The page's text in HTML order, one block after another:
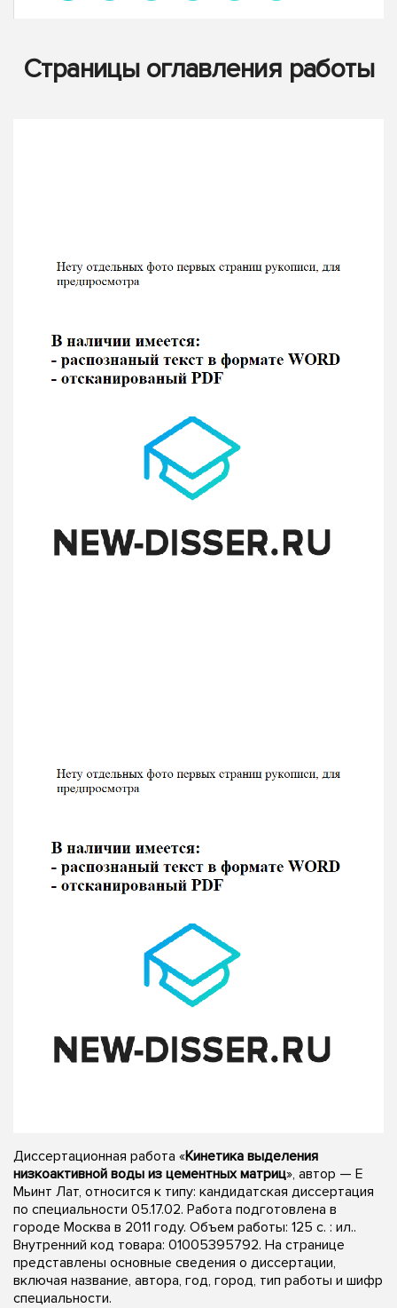
Страницы оглавления работы
Диссертационная работа «Кинетика выделения
низкоактивной воды из цементных матриц», автор — Е
Мьинт Лат, относится к типу: кандидатская диссертация
по специальности 05.17.02. Работа подготовлена в
городе Москва в 2011 году. Объем работы: 125 с. : ил..
Внутренний код товара: 01005395792. На странице
представлены основные сведения о диссертации,
включая название, автора, год, город, тип работы и шифр
специальности.